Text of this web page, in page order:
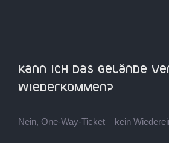
Kann ich das Gelände
wiederkommen?
Nein, One-Way-Ticket – kein